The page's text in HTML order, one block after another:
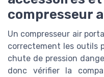
compresseur
Un compresseur air
correctement les outils
chute de pression
donc vérifier la